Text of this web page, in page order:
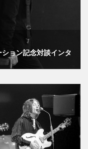
ョン記念対談インタ